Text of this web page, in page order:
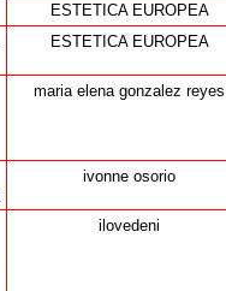
ESTETICA EUROPEA
ESTETICA EUROPEA
maria elena gonzalez reyes
ivonne osorio
ilovedeni